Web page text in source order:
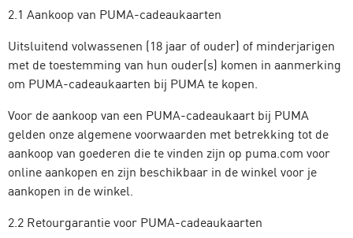
2.1 Aankoop van PUMA-cadeaukaarten
Uitsluitend volwassenen (18 jaar of ouder) of minderjarigen
met de toestemming van hun ouder(s) komen in aanmerking
om PUMA-cadeaukaarten bij PUMA te kopen.
Voor de aankoop van een PUMA-cadeaukaart bij PUMA
gelden onze algemene voorwaarden met betrekking tot de
aankoop van goederen die te vinden zijn op puma.com voor
online aankopen en zijn beschikbaar in de winkel voor je
aankopen in de winkel.
2.2 Retourgarantie voor PUMA-cadeaukaarten